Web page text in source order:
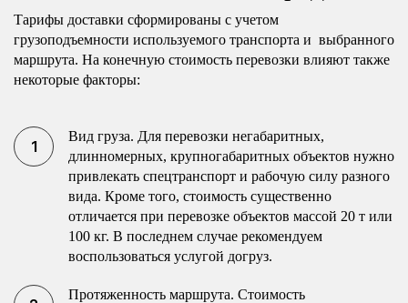
Тарифы доставки сформированы с учетом
грузоподъемности используемого транспорта и выбранного
маршрута. На конечную стоимость перевозки влияют также
некоторые факторы:
Вид груза. Для перевозки негабаритных,
длинномерных, крупногабаритных объектов нужно
привлекать спецтранспорт и рабочую силу разного
вида. Кроме того, стоимость существенно
отличается при перевозке объектов массой 20 т или
100 кг. В последнем случае рекомендуем
воспользоваться услугой догруз.
Протяженность маршрута. Стоимость